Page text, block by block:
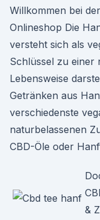
Willkommen bei
Onlineshop Die
versteht sich als
Schlüssel zu einer
Lebensweise
Getränken aus
verschiedenste
naturbelassenen
CBD-Öle oder
&